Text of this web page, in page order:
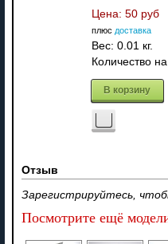
Цена: 50 руб
плюс доставка
Вес: 0.01 кг.
Количество
В корзину
Отзыв
Зарегистрируйтесь,
Посмотрите ещё